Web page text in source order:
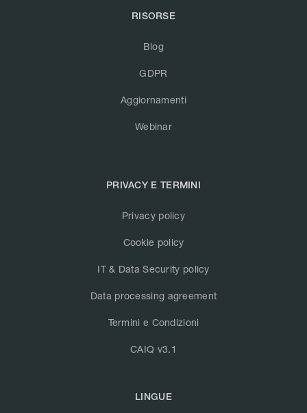
RISORSE
Blog
GDPR
Aggiornamenti
Webinar
PRIVACY E TERMINI
Privacy policy
Cookie policy
IT & Data Security policy
Data processing agreement
Termini e Condizioni
CAIQ v3.1
LINGUE